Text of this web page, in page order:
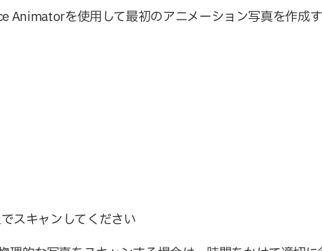
Animatorを使用して最初のアニメーション写真を作成
スキャンしてください